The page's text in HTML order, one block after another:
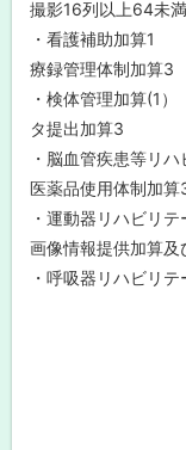
撮影16列以上64未満
・看護
療録管理体制加算3
・検体
タ提出加算3
・脳血管疾患
医薬品使用体制加算
・運動器リハ
画像情報提供加算
・呼吸器リハビリ